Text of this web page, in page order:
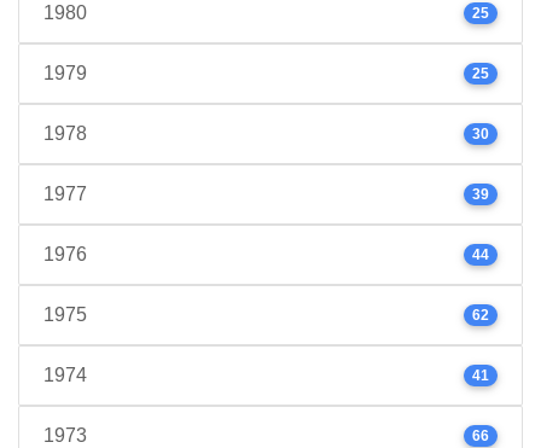
1980 25
1979 25
1978 30
1977 39
1976 44
1975 62
1974 41
1973 66